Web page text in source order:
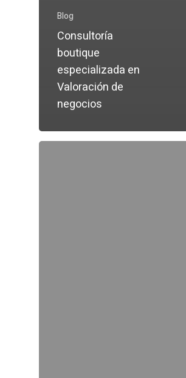
Blog
Consultoría
boutique
especializada en
Valoración de
negocios